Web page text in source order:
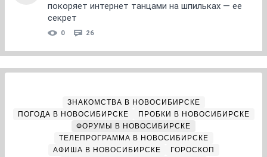
покоряет интернет танцами на шпильках — ее
секрет
0 26
ЗНАКОМСТВА В НОВОСИБИРСКЕ
ПОГОДА В НОВОСИБИРСКЕ
ПРОБКИ В НОВОСИБИРСКЕ
ФОРУМЫ В НОВОСИБИРСКЕ
ТЕЛЕПРОГРАММА В НОВОСИБИРСКЕ
АФИША В НОВОСИБИРСКЕ
ГОРОСКОП